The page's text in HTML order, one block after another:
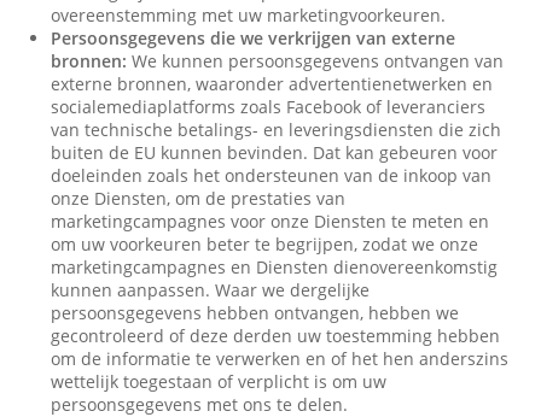
overeenstemming met uw marketingvoorkeuren.
Persoonsgegevens die we verkrijgen van externe
bronnen: We kunnen persoonsgegevens ontvangen van
externe bronnen, waaronder advertentienetwerken en
socialemediaplatforms zoals Facebook of leveranciers
van technische betalings- en leveringsdiensten die zich
buiten de EU kunnen bevinden. Dat kan gebeuren voor
doeleinden zoals het ondersteunen van de inkoop van
onze Diensten, om de prestaties van
marketingcampagnes voor onze Diensten te meten en
om uw voorkeuren beter te begrijpen, zodat we onze
marketingcampagnes en Diensten dienovereenkomstig
kunnen aanpassen. Waar we dergelijke
persoonsgegevens hebben ontvangen, hebben we
gecontroleerd of deze derden uw toestemming hebben
om de informatie te verwerken en of het hen anderszins
wettelijk toegestaan of verplicht is om uw
persoonsgegevens met ons te delen.